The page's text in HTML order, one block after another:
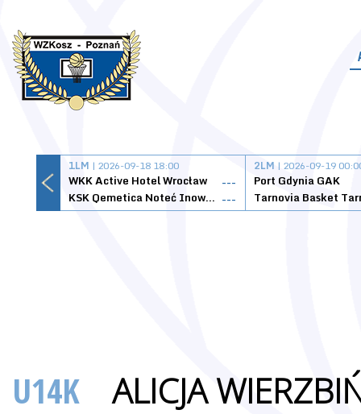
1LM | 2026-09-18 18:00
WKK Active Hotel Wrocław
---
KSK Qemetica Noteć Inowrocław ---
2LM | 2026-09-19
Port Gdynia GAK
U14K ALICJA